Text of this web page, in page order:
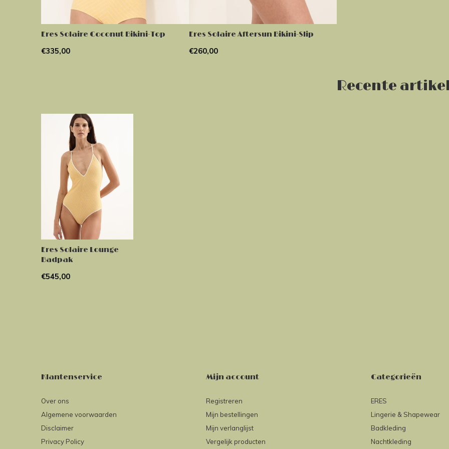
Eres Solaire Coconut Bikini-Top
€335,00
Eres Solaire Aftersun Bikini-Slip
€260,00
Recente
Eres Solaire Lounge
Badpak
€545,00
Klantenservice
Over ons
Algemene voorwaarden
Disclaimer
Privacy Policy
Mijn account
Registreren
Mijn bestellingen
Mijn verlanglijst
Vergelijk producten
Categorieën
ERES
Lingerie & Shapewear
Badkleding
Nachtkleding